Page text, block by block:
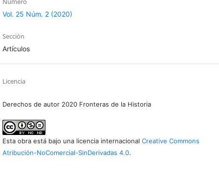
Vol. 25 Núm. 2 (2020)
Sección
Artículos
Licencia
Derechos de autor 2020 Fronteras de la Historia
Esta obra está bajo una licencia internacional Creative Commons
Atribución-NoComercial-SinDerivadas 4.0.